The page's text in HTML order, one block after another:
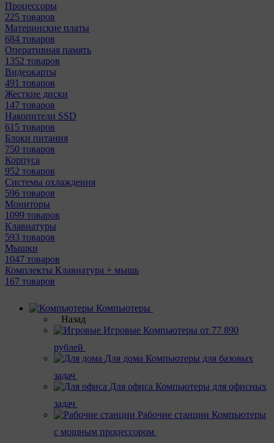
Процессоры
225 товаров
Материнcкие платы
684 товаров
Оперативная память
1352 товаров
Видеокарты
491 товаров
Жесткие диски
147 товаров
Накопители SSD
615 товаров
Блоки питания
750 товаров
Корпуса
952 товаров
Системы охлаждения
596 товаров
Мониторы
1099 товаров
Клавиатуры
593 товаров
Мышки
1047 товаров
Комплекты Клавиатура + мышь
167 товаров
Компьютеры
Назад
Игровые Компьютеры от 77 890
рублей
Для дома Компьютеры для базовых
задач
Для офиса Компьютеры для офисных
задач
Рабочие станции Компьютеры
с мощным процессором